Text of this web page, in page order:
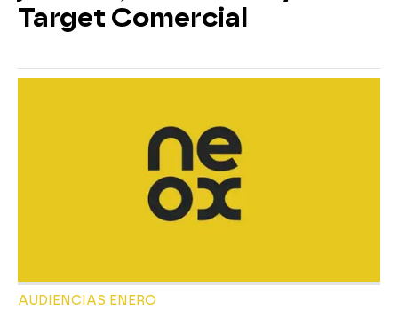
Target Comercial
AUDIENCIAS ENERO